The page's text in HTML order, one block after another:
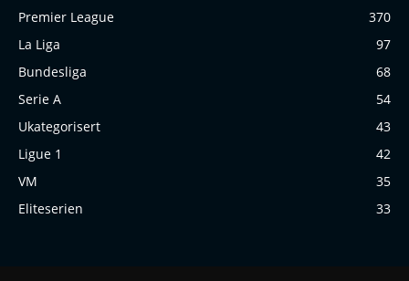
Premier League
370
La Liga
97
Bundesliga
68
Serie A
54
Ukategorisert
43
Ligue 1
42
VM
35
Eliteserien
33